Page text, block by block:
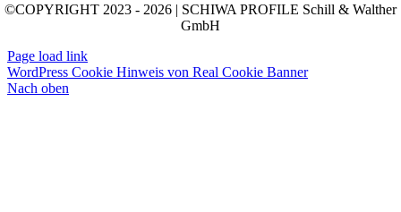
©COPYRIGHT 2023 - 2026 | SCHIWA PROFILE Schill & Walther
GmbH
Page load link
WordPress Cookie Hinweis von Real Cookie Banner
Nach oben